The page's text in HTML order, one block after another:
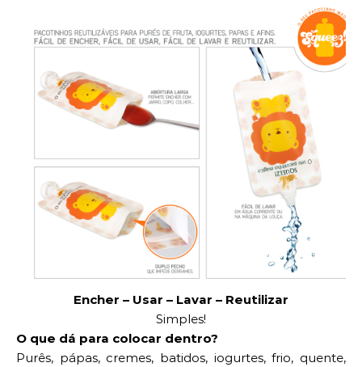
Encher – Usar – Lavar – Reutilizar
Simples!
O que dá para colocar dentro?
Purês, pápas, cremes, batidos, iogurtes, frio, quente,